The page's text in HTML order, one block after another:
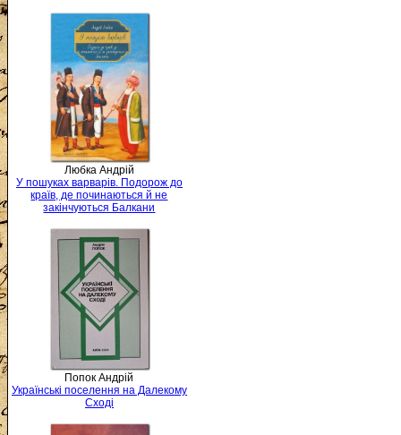
Любка Андрій
У пошуках варварів. Подорож до
країв, де починаються й не
закінчуються Балкани
Попок Андрій
Українські поселення на Далекому
Сході